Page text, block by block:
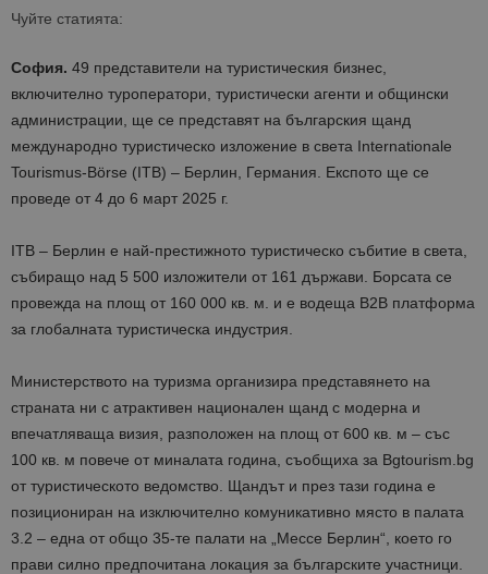
Чуйте статията:
София. 49 представители на туристическия бизнес,
включително туроператори, туристически агенти и общински
администрации, ще се представят на българския щанд
международно туристическо изложение в света Internationale
Tourismus-Börse (ITB) – Берлин, Германия. Експото ще се
проведе от 4 до 6 март 2025 г.
ITB – Берлин е най-престижното туристическо събитие в света,
събиращо над 5 500 изложители от 161 държави. Борсата се
провежда на площ от 160 000 кв. м. и е водеща B2B платформа
за глобалната туристическа индустрия.
Министерството на туризма организира представянето на
страната ни с атрактивен национален щанд с модерна и
впечатляваща визия, разположен на площ от 600 кв. м – със
100 кв. м повече от миналата година, съобщиха за Bgtourism.bg
от туристическото ведомство. Щандът и през тази година е
позициониран на изключително комуникативно място в палата
3.2 – една от общо 35-те палати на „Мессе Берлин“, което го
прави силно предпочитана локация за българските участници.